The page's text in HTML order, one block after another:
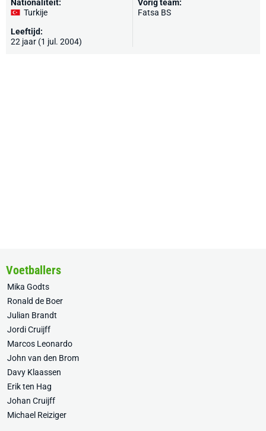
Nationaliteit:
Turkije
Leeftijd:
22 jaar (1 jul. 2004)
Vorig team:
Fatsa BS
Voetballers
Mika Godts
Ronald de Boer
Julian Brandt
Jordi Cruijff
Marcos Leonardo
John van den Brom
Davy Klaassen
Erik ten Hag
Johan Cruijff
Michael Reiziger